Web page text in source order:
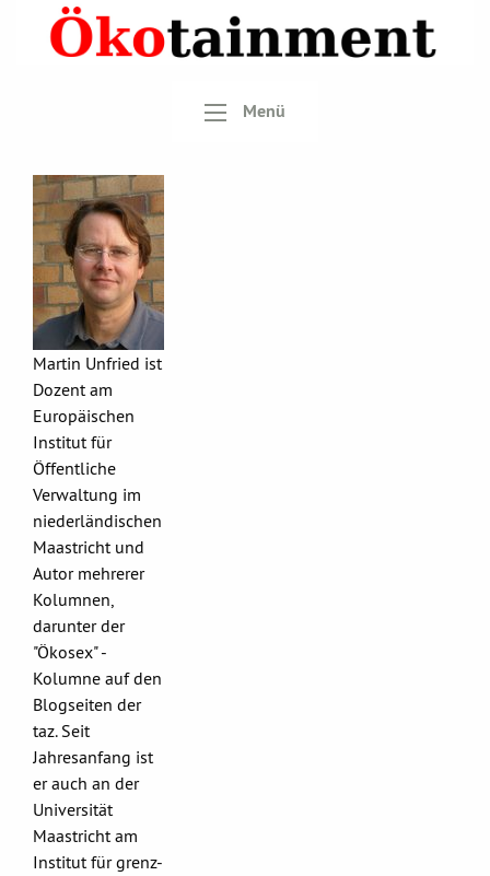
Menü
Martin Unfried ist
Dozent am
Europäischen
Institut für
Öffentliche
Verwaltung im
niederländischen
Maastricht und
Autor mehrerer
Kolumnen,
darunter der
"Ökosex" -
Kolumne auf den
Blogseiten der
taz. Seit
Jahresanfang ist
er auch an der
Universität
Maastricht am
Institut für grenz-